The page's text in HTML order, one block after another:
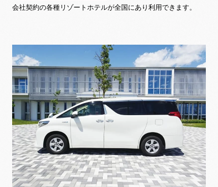
会社契約の各種リゾートホテルが全国にあり利用できます。